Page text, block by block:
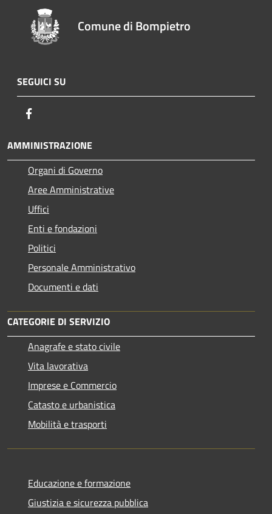
Comune di Bompietro
SEGUICI SU
AMMINISTRAZIONE
Organi di Governo
Aree Amministrative
Uffici
Enti e fondazioni
Politici
Personale Amministrativo
Documenti e dati
CATEGORIE DI SERVIZIO
Anagrafe e stato civile
Vita lavorativa
Imprese e Commercio
Catasto e urbanistica
Mobilità e trasporti
Educazione e formazione
Giustizia e sicurezza pubblica